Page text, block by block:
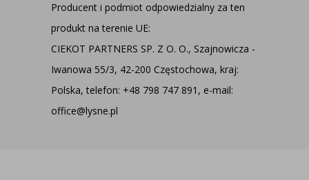
Producent i podmiot odpowiedzialny za ten
produkt na terenie UE:
CIEKOT PARTNERS SP. Z O. O., Szajnowicza -
Iwanowa 55/3, 42-200 Częstochowa, kraj:
Polska, telefon: +48 798 747 891, e-mail:
office@lysne.pl